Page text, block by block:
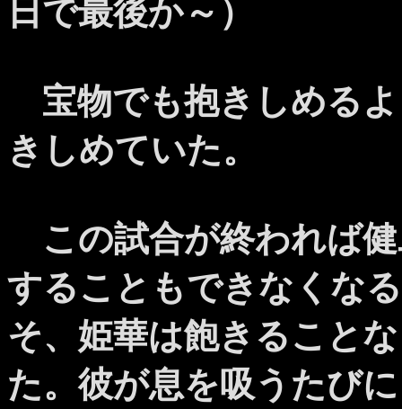
日で最後か～）
宝物でも抱きしめる
きしめていた。
この試合が終われば
することもできなくな
そ、姫華は飽きること
た。彼が息を吸うたび